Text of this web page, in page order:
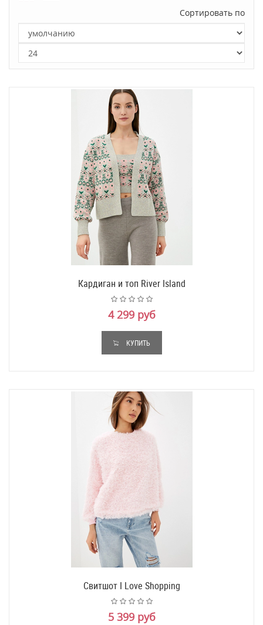
Сортировать по
Кардиган и топ River Island
4 299 руб
КУПИТЬ
Свитшот I Love Shopping
5 399 руб